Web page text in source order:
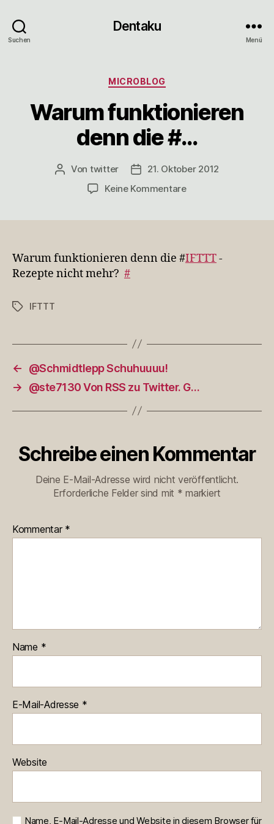
Suchen
Dentaku
Menü
Kategorien
MICROBLOG
Warum funktionieren
denn die #…
Beitragsautor
Von twitter Veröffentlichungsdatum
21. Oktober 2012
Keine Kommentarezu
#…
Warum funktionieren denn die #IFTTT-
Rezepte nicht mehr? #
Schlagwörter
IFTTT
←
@Schmidtlepp Schuhuuuu!
→
@ste7130 Von RSS zu Twitter. G…
Schreibe einen Kommentar
Deine E-Mail-Adresse wird nicht veröffentlicht.
Erforderliche Felder sind mit * markiert
Kommentar *
Name *
E-Mail-Adresse *
Website
Name, E-Mail-Adresse und Website in diesem Browser für